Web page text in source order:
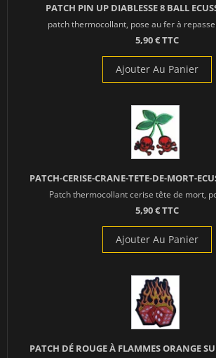
PATCH PIN UP DIABLESSE 8 BALL
patch thermocollant, pose au fer à
5,90 € TTC
Ajouter Au Panier
PATCH-CERISE-CRANE-TETE-DE-MORT-
Patch thermocollant cerise tête de mort,
5,90 € TTC
Ajouter Au Panier
PATCH DÉ ROUGE À FLAMMES ORANGE